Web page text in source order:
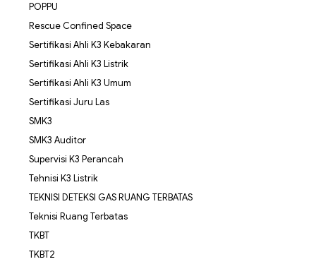
POPPU
Rescue Confined Space
Sertifikasi Ahli K3 Kebakaran
Sertifikasi Ahli K3 Listrik
Sertifikasi Ahli K3 Umum
Sertifikasi Juru Las
SMK3
SMK3 Auditor
Supervisi K3 Perancah
Tehnisi K3 Listrik
TEKNISI DETEKSI GAS RUANG TERBATAS
Teknisi Ruang Terbatas
TKBT
TKBT2